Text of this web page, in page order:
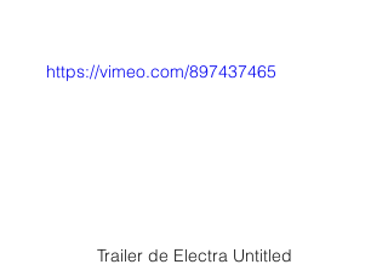
https://vimeo.com/897437465
Trailer de Electra Untitled